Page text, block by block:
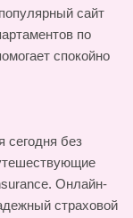
сайт
по
спокойно
сегодня без
Онлайн-
страховой